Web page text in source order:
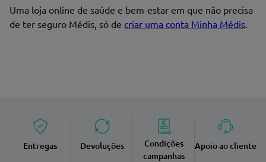
Uma loja online de saúde e bem-estar em que não precisa
de ter seguro Médis, só de criar uma conta Minha Médis.
Entregas Devoluções
Condições
campanhas
Apoio ao cliente